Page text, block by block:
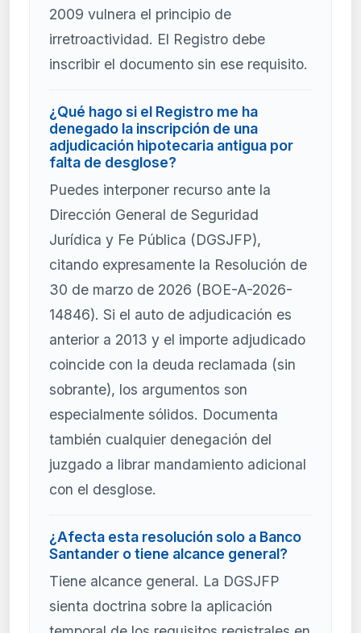
2009 vulnera el principio de
irretroactividad. El Registro debe
inscribir el documento sin ese requisito.
¿Qué hago si el Registro me ha
denegado la inscripción de una
adjudicación hipotecaria antigua por
falta de desglose?
Puedes interponer recurso ante la
Dirección General de Seguridad
Jurídica y Fe Pública (DGSJFP),
citando expresamente la Resolución de
30 de marzo de 2026 (BOE-A-2026-
14846). Si el auto de adjudicación es
anterior a 2013 y el importe adjudicado
coincide con la deuda reclamada (sin
sobrante), los argumentos son
especialmente sólidos. Documenta
también cualquier denegación del
juzgado a librar mandamiento adicional
con el desglose.
¿Afecta esta resolución solo a Banco
Santander o tiene alcance general?
Tiene alcance general. La DGSJFP
sienta doctrina sobre la aplicación